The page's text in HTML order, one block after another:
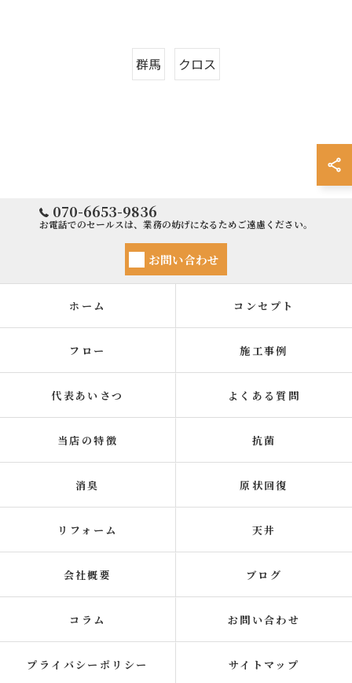
群馬 クロス
070-6653-9836
お電話でのセールスは、業務の妨げになるためご遠慮ください。
お問い合わせ
ホーム コンセプト
フロー 施工事例
代表あいさつ よくある質問
当店の特徴 抗菌
消臭 原状回復
リフォーム 天井
会社概要 ブログ
コラム お問い合わせ
プライバシーポリシー サイトマップ